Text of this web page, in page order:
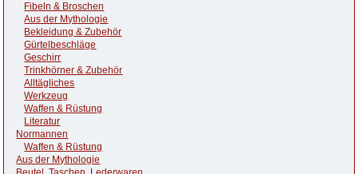
Fibeln & Broschen
Aus der Mythologie
Bekleidung & Zubehör
Gürtelbeschläge
Geschirr
Trinkhörner & Zubehör
Alltägliches
Werkzeug
Waffen & Rüstung
Literatur
Normannen
Waffen & Rüstung
Aus der Mythologie